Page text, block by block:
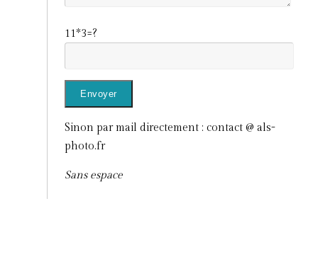
11*3=?
Sinon par mail directement : contact @ als-
photo.fr
Sans espace